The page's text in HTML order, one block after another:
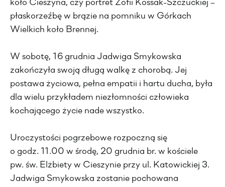
koło Cieszyna, czy portret Zofii Kossak-Szczuckiej –
płaskorzeźbę w brązie na pomniku w Górkach
Wielkich koło Brennej.
W sobotę, 16 grudnia Jadwiga Smykowska
zakończyła swoją długą walkę z chorobą. Jej
postawa życiowa, pełna empatii i hartu ducha, była
dla wielu przykładem niezłomności człowieka
kochającego życie nade wszystko.
Uroczystości pogrzebowe rozpoczną się
o godz. 11.00 w środę, 20 grudnia br. w kościele
pw. św. Elżbiety w Cieszynie przy ul. Katowickiej 3.
Jadwiga Smykowska zostanie pochowana